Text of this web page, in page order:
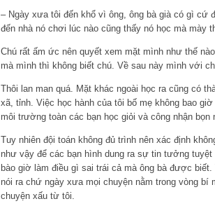
– Ngày xưa tôi đến khổ vì ông, ông bà già có gì cứ
đến nhà nó chơi lúc nào cũng thấy nó học mà mày
Chú rất ấm ức nên quyết xem mặt mình như thế
mà mình thì không biết chú. Về sau này mình với
Thôi lan man quá. Mặt khác ngoài học ra cũng có
xã, tỉnh. Việc học hành của tôi bố mẹ không bao
môi trường toàn các bạn học giỏi và công nhận
Tuy nhiên đội toán không đủ trình nên xác định
như vậy để các bạn hình dung ra sự tin tưởng
bào giờ làm điều gì sai trái cả mà ông bà được
nói ra chứ ngày xưa mọi chuyện nằm trong vòng
chuyện xấu từ tôi.